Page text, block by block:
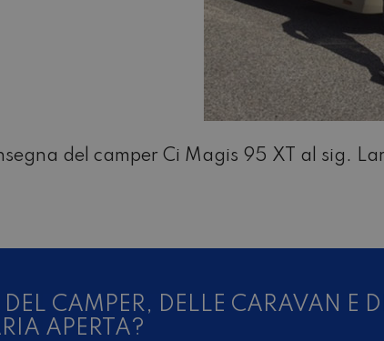
del camper Ci Magis 95 XT al sig.
CAMPER, DELLE CARAVAN E
APERTA?